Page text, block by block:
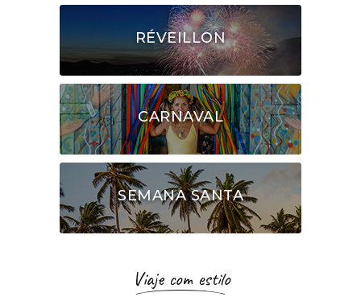
RÉVEILLON
CARNAVAL
SEMANA SANTA
Viaje com estilo